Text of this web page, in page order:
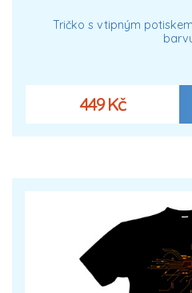
Tričko s vtipným
449 Kč